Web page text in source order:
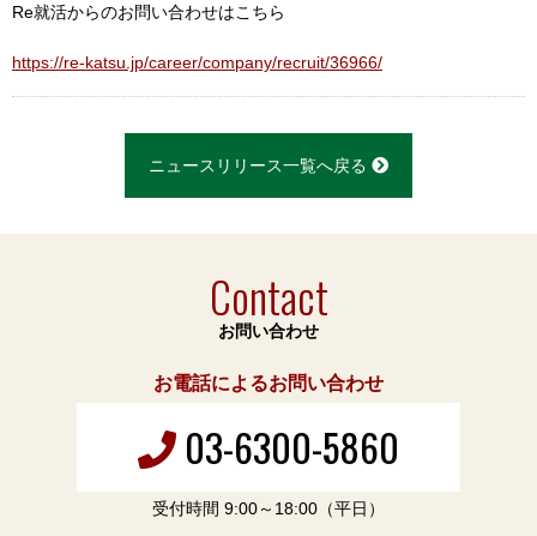
Re就活からのお問い合わせはこちら
https://re-katsu.jp/career/company/recruit/36966/
ニュースリリース一覧へ戻る
Contact
お問い合わせ
お電話によるお問い合わせ
03-6300-5860
受付時間 9:00～18:00（平日）